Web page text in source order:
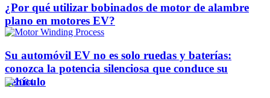
¿Por qué utilizar bobinados de motor de alambre
plano en motores EV?
Su automóvil EV no es solo ruedas y baterías:
conozca la potencia silenciosa que conduce su
vehículo